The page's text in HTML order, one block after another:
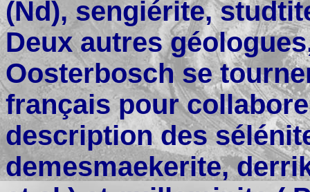
(Nd), sengiérite,
Deux autres
Oosterbosch se
français pour
description des
demesmaekerite,